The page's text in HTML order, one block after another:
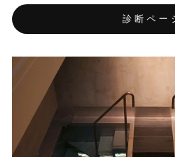
診断ペー